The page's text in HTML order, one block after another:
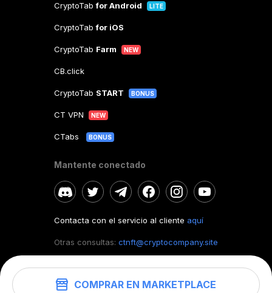
COMPRAR EN MARKETPLACE
CryptoTabfor Android LITE
CryptoTabfor iOS
CryptoTab Farm NEW
CB.click
CryptoTab START BONUS
CT VPN NEW
CTabs BONUS
Mantente conectado
Contacta con el servicio al cliente aquí
Otras consultas: ctnft@cryptocompany.site